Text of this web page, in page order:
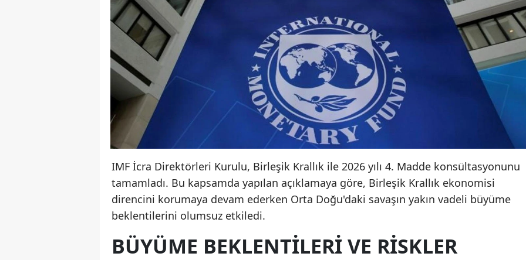
IMF İcra Direktörleri Kurulu, Birleşik Krallık ile 2026 yılı 4. Madde konsültasyonunu
tamamladı. Bu kapsamda yapılan açıklamaya göre, Birleşik Krallık ekonomisi
direncini korumaya devam ederken Orta Doğu'daki savaşın yakın vadeli büyüme
beklentilerini olumsuz etkiledi.
BÜYÜME BEKLENTILERI VE RISKLER